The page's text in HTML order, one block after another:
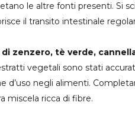
le altre fonti presenti. Si
il transito intestinale
zenzero, tè verde,
vegetali sono stati
d’uso negli alimenti.
miscela ricca di fibre.